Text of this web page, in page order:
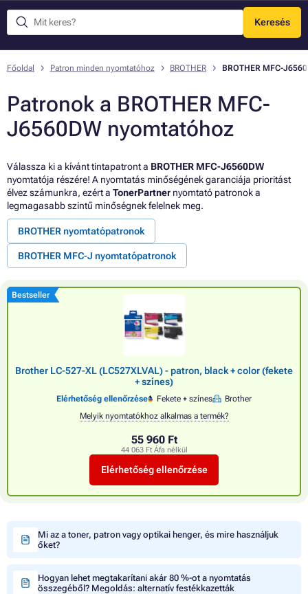
Keresés
Menü
Főoldal Patron minden nyomtatóhoz BROTHER BROTHER MFC-
Patronok a BROTHER MFC-
J6560DW nyomtatóhoz
Válassza ki a kívánt tintapatront a BROTHER MFC-J6560DW
nyomtatója részére! A nyomtatás minőségének garanciája prioritást
élvez számunkra, ezért a TonerPartner nyomtató patronok a
legmagasabb szintű minőségnek felelnek meg.
BROTHER nyomtatópatronok
BROTHER MFC-J nyomtatópatronok
Bestseller
Brother LC-527-XL (LC527XLVAL) - patron, black + color (fekete
+ színes)
Elérhetőség ellenőrzése Fekete + színes
Brother
Melyik nyomtatókhoz alkalmas a termék?
55 960 Ft
44 063 Ft Áfa nélkül
Elérhetőség ellenőrzése
Mi az a toner, patron vagy optikai henger, és mire használjuk
őket?
Hogyan lehet megtakarítani akár 80 %-ot a nyomtatás
összegéből? Megoldás: alternatív festékkazetták